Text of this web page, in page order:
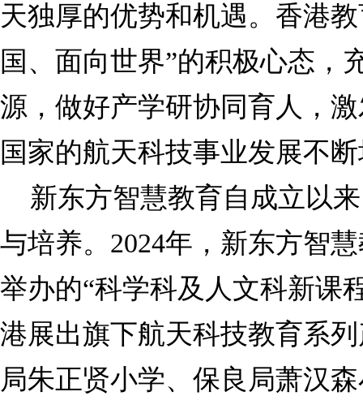
天独厚的优势和机遇。香港
国、面向世界”的积极心态，
源，做好产学研协同育人，
国家的航天科技事业发展不
新东方智慧教育自成立以
与培养。2024年，新东方智
举办的“科学科及人文科新课
港展出旗下航天科技教育系
局朱正贤小学、保良局萧汉